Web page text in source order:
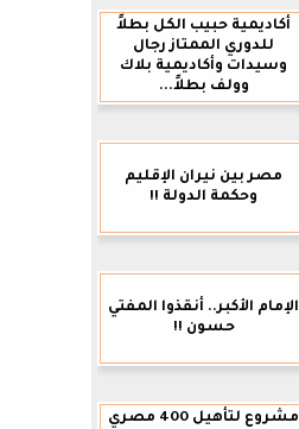
أكاديمية حبيب الكل بطلاً
للدوري الممتاز رجال
وسيدات وأكاديمية بلاك
وولف بطلاً...
مصر بين نيران الإقليم
وحكمة الدولة !!
الإمام الأكبر.. أنقذوا المفتي
حسون !!
مشروع لتأهيل 400 مصري